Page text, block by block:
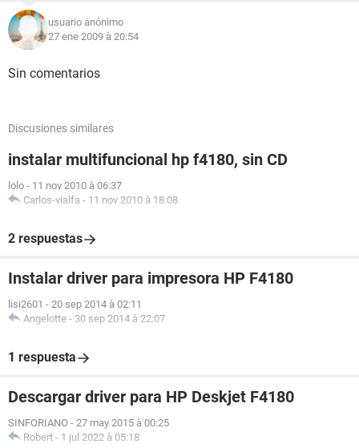
usuario anónimo
27 ene 2009 à 20:54
Sin comentarios
Discusiones similares
instalar multifuncional hp f4180, sin CD
lolo - 11 nov 2010 à 06:37
Carlos-vialfa - 11 nov 2010 à 18:08
2 respuestas
Instalar driver para impresora HP F4180
lisi2601 - 20 sep 2014 à 02:11
Angelotte - 30 sep 2014 à 22:07
1 respuesta
Descargar driver para HP Deskjet F4180
SINFORIANO - 27 may 2015 à 00:25
Robert - 1 jul 2022 à 05:18